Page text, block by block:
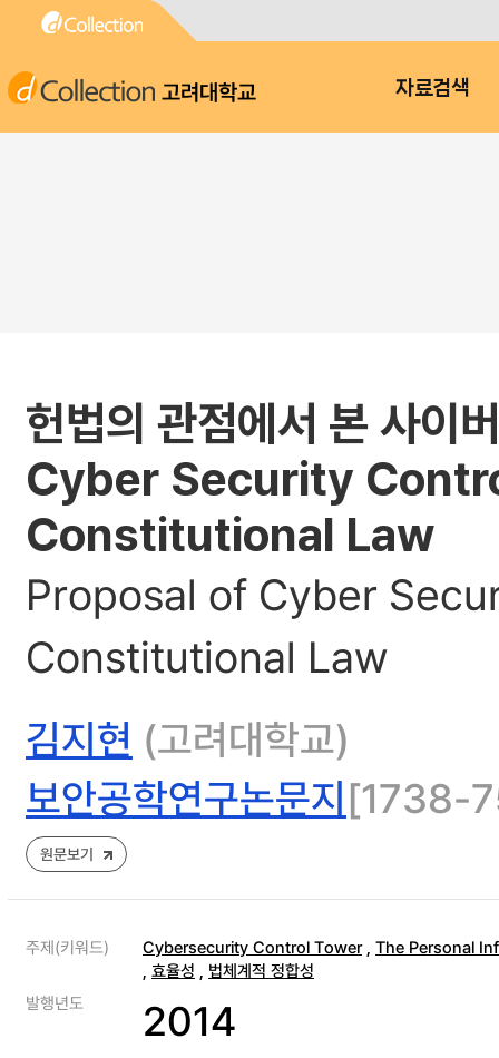
고려대학교 자료검색
헌법의 관점에서 본 사이
Cyber Security
Constitutional Law
Proposal of Cyber
Constitutional Law
김지현 (고려대학교)
보안공학연구논문지[1738-
원문보기
주제(키워드) Cybersecurity Control Tower, The Personal
, 효율성 , 법체계적 정합성
발행년도
2014